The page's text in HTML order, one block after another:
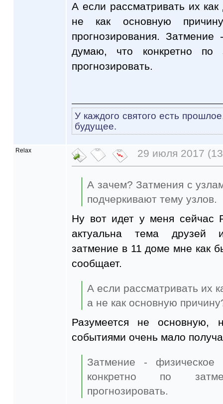
А если рассматривать их
не как основную
прогнозирования.
думаю, что конкретно по
прогнозировать.
У каждого святого есть
будущее.
Relax 29 июля 2017
А зачем? Затмения с
подчеркивают тему узлов.
Ну вот идет у меня сейчас
актуальна тема друзей
затмение в 11 доме мне как
сообщает.
А если рассматривать их
а не как основную
Разумеется не основную,
событиями очень мало
Затмение -
конкретно по
прогнозировать.